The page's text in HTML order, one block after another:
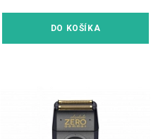
DO KOŠÍKA